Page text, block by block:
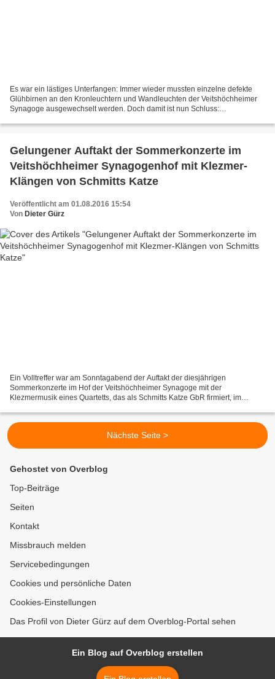
Es war ein lästiges Unterfangen: Immer wieder mussten einzelne defekte
Glühbirnen an den Kronleuchtern und Wandleuchten der Veitshöchheimer
Synagoge ausgewechselt werden. Doch damit ist nun Schluss:
Gelungener Auftakt der Sommerkonzerte im
Veitshöchheimer Synagogenhof mit Klezmer-
Klängen von Schmitts Katze
Veröffentlicht am 01.08.2016 15:54
Von Dieter Gürz
Ein Volltreffer war am Sonntagabend der Auftakt der diesjährigen
Sommerkonzerte im Hof der Veitshöchheimer Synagoge mit der
Klezmermusik eines Quartetts, das als Schmitts Katze GbR firmiert, im
Nächste Seite >
Gehostet von Overblog
Top-Beiträge
Seiten
Kontakt
Missbrauch melden
Servicebedingungen
Cookies und persönliche Daten
Cookies-Einstellungen
Das Profil von Dieter Gürz auf dem Overblog-Portal sehen
Ein Blog auf Overblog erstellen